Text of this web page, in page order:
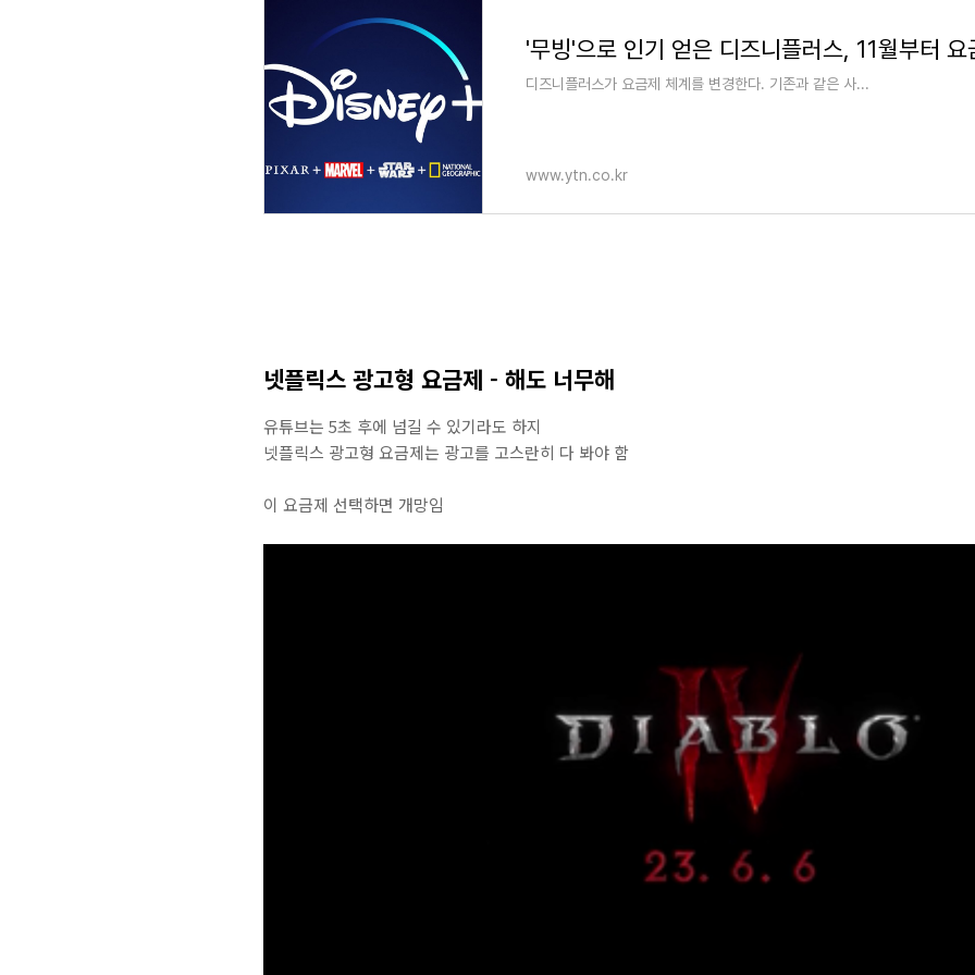
디즈니플러스가 요금제 체계를 변경한다. 기존과 같은 사...
www.ytn.co.kr
넷플릭스 광고형 요금제 - 해도 너무해
유튜브는 5초 후에 넘길 수 있기라도 하지
넷플릭스 광고형 요금제는 광고를 고스란히 다 봐야 함
이 요금제 선택하면 개망임